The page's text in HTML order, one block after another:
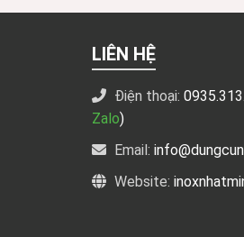
LIÊN HỆ
Điện thoại:
Zalo)
Email:
Website: